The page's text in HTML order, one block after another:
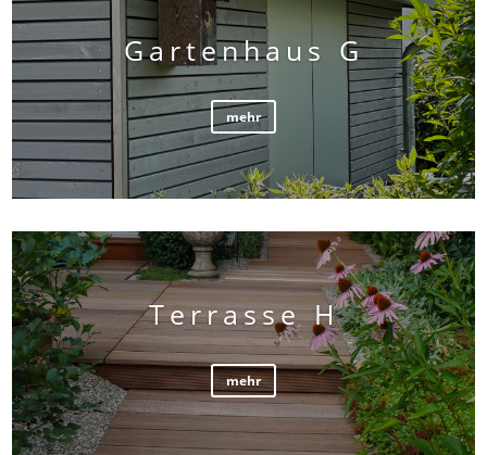
Gartenhaus G
mehr
Terrasse H
mehr